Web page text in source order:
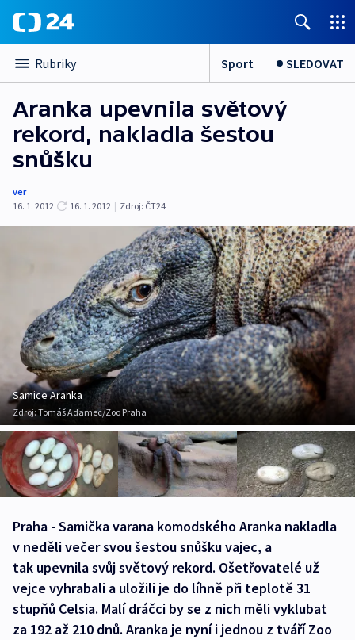
Rubriky Sport SLEDOVAT
Aranka upevnila světový
rekord, nakladla šestou
snůšku
ver
16. 1. 2012
16. 1. 2012 | Zdroj: ČT24
Samice Aranka
Zdroj: Tomáš Adamec/Zoo Praha
Praha - Samička varana komodského Aranka nakladla
v neděli večer svou šestou snůšku vajec, a
tak upevnila svůj světový rekord. Ošetřovatelé už
vejce vyhrabali a uložili je do líhně při teplotě 31
stupňů Celsia. Malí dráčci by se z nich měli vyklubat
za 192 až 210 dnů. Aranka je nyní i jednou z tváří Zoo